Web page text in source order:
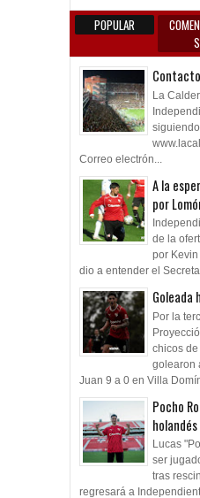
POPULAR
S
Contacto
La
Correo electrón...
A la
por
de la
por
dio a entender el
Goleada
Por la
chicos
golearon
Juan 9 a 0 en Villa
Pocho
holandés
Lucas
ser
tras
regresará a